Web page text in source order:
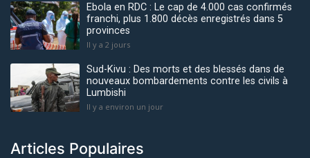
Ebola en RDC : Le cap de 4.000 cas confirmés
franchi, plus 1.800 décès enregistrés dans 5
provinces
Il y a 2 jours
Sud-Kivu : Des morts et des blessés dans de
nouveaux bombardements contre les civils à
Lumbishi
Il y a environ un jour
Articles Populaires